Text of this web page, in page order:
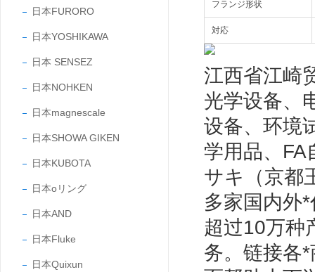
日本FURORO
日本YOSHIKAWA
日本 SENSEZ
日本NOHKEN
日本magnescale
日本SHOWA GIKEN
日本KUBOTA
日本oリング
日本AND
日本Fluke
日本Quixun
フランジ形状
対応
江西省江崎
光学设备、
设备、环境
学用品、FA
サキ（京都
多家国内外
超过10万种
务。链接各